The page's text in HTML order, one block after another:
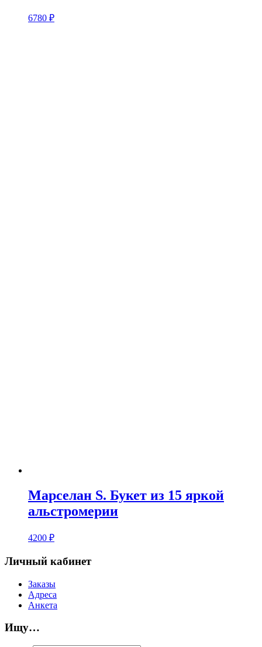
6780 ₽
Марселан S. Букет из 15 яркой
альстромерии
4200 ₽
Личный кабинет
Заказы
Адреса
Анкета
Ищу…